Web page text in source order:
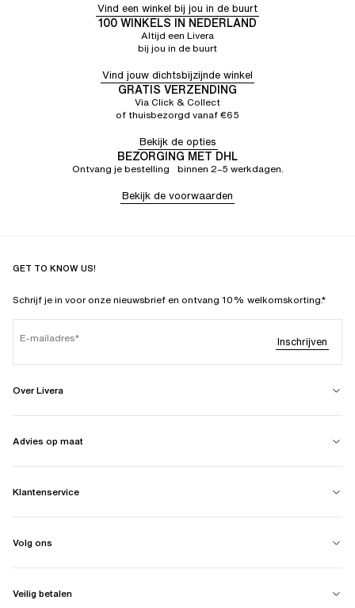
Vind een winkel bij jou in de buurt
100 WINKELS IN NEDERLAND
Altijd een Livera
bij jou in de buurt
Vind jouw dichtsbijzijnde winkel
GRATIS VERZENDING
Via Click & Collect
of thuisbezorgd vanaf €65
Bekijk de opties
BEZORGING MET DHL
Ontvang je bestelling binnen 2–5 werkdagen.
Bekijk de voorwaarden
GET TO KNOW US!
Schrijf je in voor onze nieuwsbrief en ontvang 10% welkomskorting.*
E-mailadres Inschrijven
Over Livera
Advies op maat
Klantenservice
Volg ons
Veilig betalen